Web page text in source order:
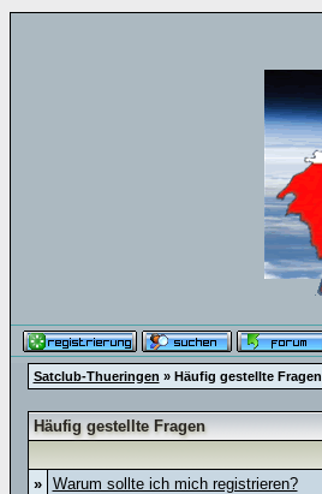
Satclub-Thueringen » Häufig gestellte Fragen
Häufig gestellte Fragen
»
Warum sollte ich mich registrieren?